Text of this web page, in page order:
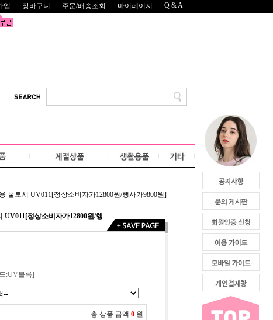
입 장바구니 주문/배송조회 마이페이지 Q & A
쿨토시 UV011[정상소비자가12800원/행사가9800원]
정상소비자가12800원/행
:UV블록]
총 상품 금액 0 원